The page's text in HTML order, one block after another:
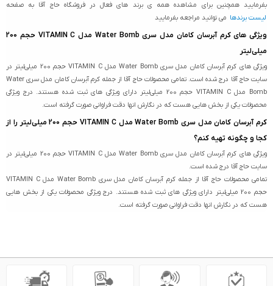
بفرمایید همچنین برای مشاهده همه ی برند های فعال در فروشگاه حاج آقا به صفحه
لیست برندها می توانید مراجعه بفرمایید
ویژگی های کرم آبرسان کامان مدل سری Water Bomb مدل VITAMIN C حجم 200
میلی‌لیتر
ویژگی های کرم آبرسان کامان مدل سری Water Bomb مدل VITAMIN C حجم 200 میلی‌لیتر در
سایت حاج آقا درج شده است. تمامی محصولات حاج آقا از جمله کرم آبرسان کامان مدل سری Water
Bomb مدل VITAMIN C حجم 200 میلی‌لیتر دارای ویژگی های ثبت شده هستند. درج ویژگی
محصولات یکی از بخش هایی هست که در نگارش انها دقت فراوانی صورت گرفته است.
کرم آبرسان کامان مدل سری Water Bomb مدل VITAMIN C حجم 200 میلی‌لیتر را از
کجا و چگونه تهیه کنم؟
ویژگی های کرم آبرسان کامان مدل سری Water Bomb مدل VITAMIN C حجم 200 میلی‌لیتر در
سایت حاج آقا درج شده است.
تمامی محصولات حاج آقا از جمله کرم آبرسان کامان مدل سری Water Bomb مدل VITAMIN C
حجم 200 میلی‌لیتر دارای ویژگی های ثبت شده هستند. درج ویژگی محصولات یکی از بخش هایی
هست که در نگارش انها دقت فراوانی صورت گرفته است.